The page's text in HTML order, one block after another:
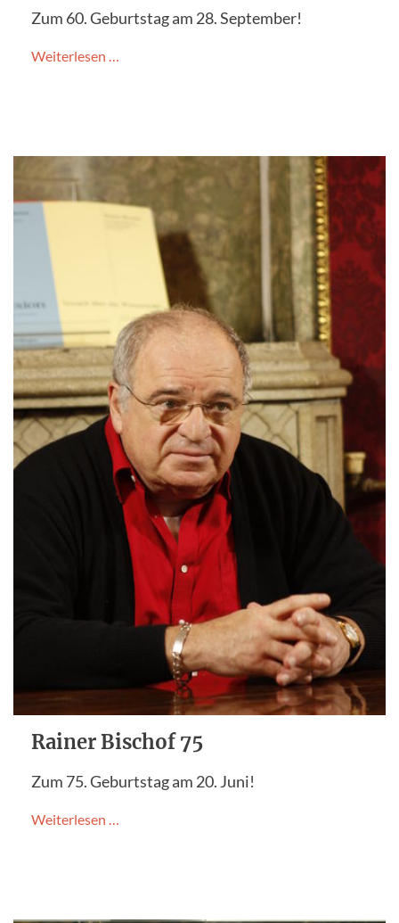
Zum 60. Geburtstag am 28. September!
Weiterlesen …
Rainer Bischof 75
Zum 75. Geburtstag am 20. Juni!
Weiterlesen …